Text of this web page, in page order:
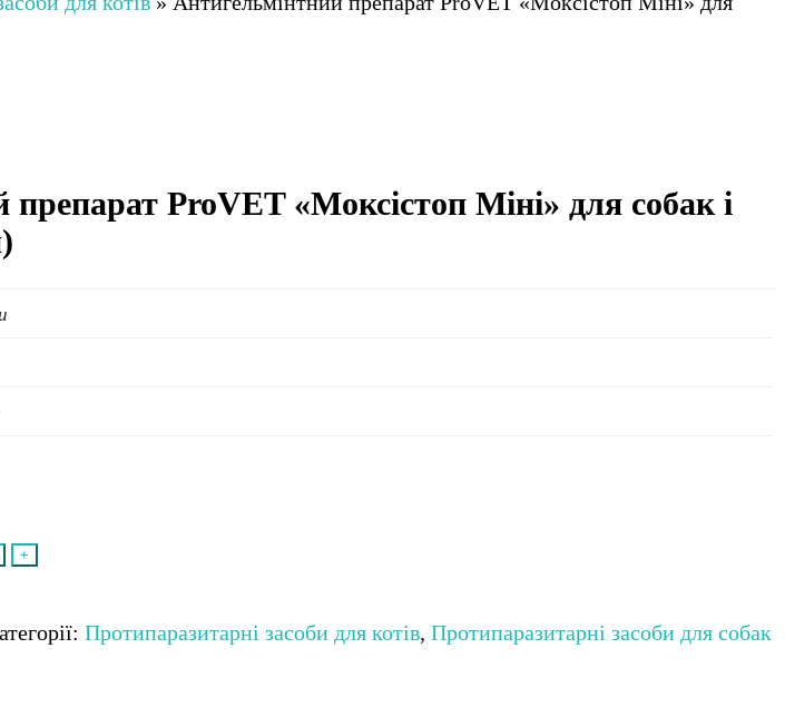
ProVET «Моксістоп Міні» для собак і
+
Протипаразитарні засоби для котів,Протипаразитарні засоби для собак